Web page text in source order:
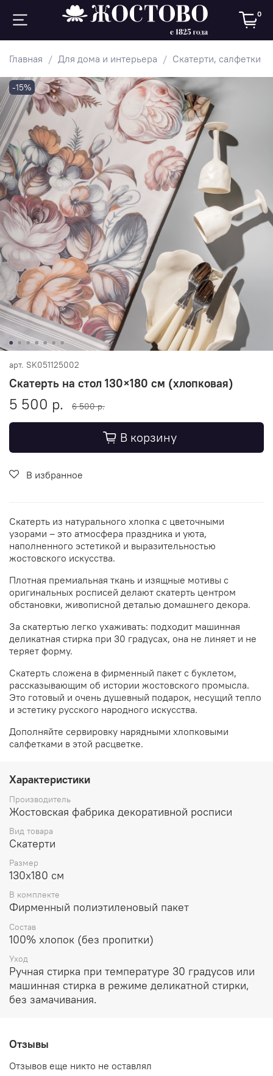
0
Главная Для дома и интерьера Скатерти, салфетки
-15%
арт. SK051125002
Скатерть на стол 130×180 см (хлопковая)
5 500 р. 6 500 р.
В корзину
В избранное
Скатерть из натурального хлопка с цветочными
узорами – это атмосфера праздника и уюта,
наполненного эстетикой и выразительностью
жостовского искусства.
Плотная премиальная ткань и изящные мотивы с
оригинальных росписей делают скатерть центром
обстановки, живописной деталью домашнего декора.
За скатертью легко ухаживать: подходит машинная
деликатная стирка при 30 градусах, она не линяет и не
теряет форму.
Скатерть сложена в фирменный пакет с буклетом,
рассказывающим об истории жостовского промысла.
Это готовый и очень душевный подарок, несущий тепло
и эстетику русского народного искусства.
Дополняйте сервировку нарядными хлопковыми
салфетками в этой расцветке.
Характеристики
Производитель
Жостовская фабрика декоративной росписи
Вид товара
Скатерти
Размер
130х180 см
В комплекте
Фирменный полиэтиленовый пакет
Состав
100% хлопок (без пропитки)
Уход
Ручная стирка при температуре 30 градусов или
машинная стирка в режиме деликатной стирки,
без замачивания.
Отзывы
Отзывов еще никто не оставлял